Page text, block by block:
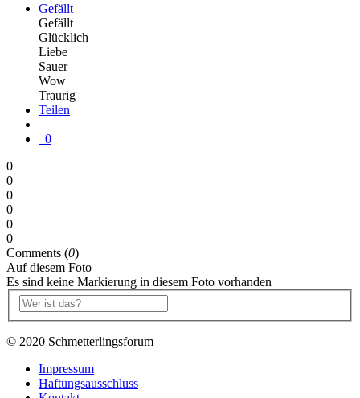
Gefällt
Gefällt
Glücklich
Liebe
Sauer
Wow
Traurig
Teilen
0
0
0
0
0
0
0
Comments (0)
Auf diesem Foto
Es sind keine Markierung in diesem Foto vorhanden
© 2020 Schmetterlingsforum
Impressum
Haftungsausschluss